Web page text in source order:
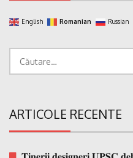
English Romanian Russian
ARTICOLE RECENTE